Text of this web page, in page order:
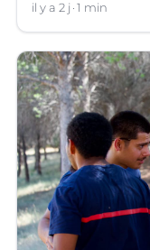
il y a 2 j 1 min